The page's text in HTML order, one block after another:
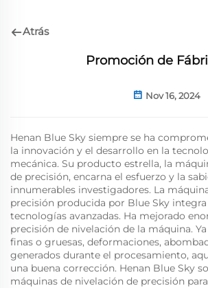
Atrás
Promoción de
Nov 16, 2024
Henan Blue Sky siempre se ha
la innovación y el desarrollo en la
mecánica. Su producto estrella, la
de precisión, encarna el esfuerzo y la
innumerables investigadores. La
precisión producida por Blue Sky
tecnologías avanzadas. Ha mejorado
precisión de nivelación de la máquina.
finas o gruesas, deformaciones,
generados durante el procesamiento,
una buena corrección. Henan Blue Sky
máquinas de nivelación de precisión